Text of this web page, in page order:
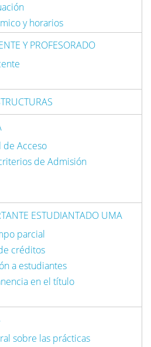
y horarios
Y PROFESORADO
de Acceso
de Admisión
ESTUDIANTADO UMA
parcial
créditos
a estudiantes
en el título
sobre las prácticas